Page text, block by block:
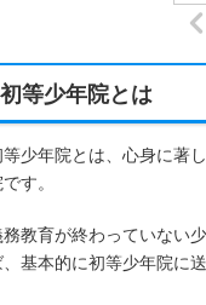
初等少年院とは
等少年院とは、心身に著
です。
務教育が終わっていない
、基本的に初等少年院に